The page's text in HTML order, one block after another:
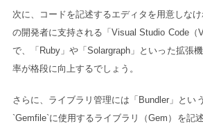
次に、コードを記述するエディタを用意しな
の開発者に支持される「Visual Studio Code（
で、「Ruby」や「Solargraph」といった拡張
率が格段に向上するでしょう。
さらに、ライブラリ管理には「Bundler」とい
`Gemfile`に使用するライブラリ（Gem）を記